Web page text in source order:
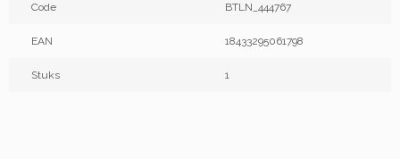
Code BTLN_444767
EAN 18433295061798
Stuks 1